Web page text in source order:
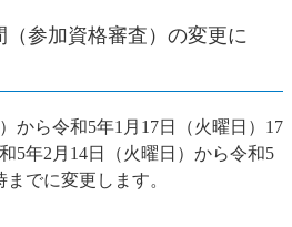
参加資格審査）の変更に
から令和5年1月17日（火曜日）17
5年2月14日（火曜日）から令和5
でに変更します。